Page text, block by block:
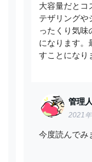
大容量だとコ
テザリングや
ったくり気味
になります。
すことになり
管理
2021
今度読んでみ